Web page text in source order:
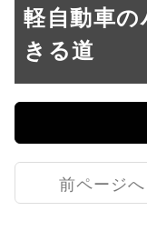
軽自動車
きる道
前ページへ